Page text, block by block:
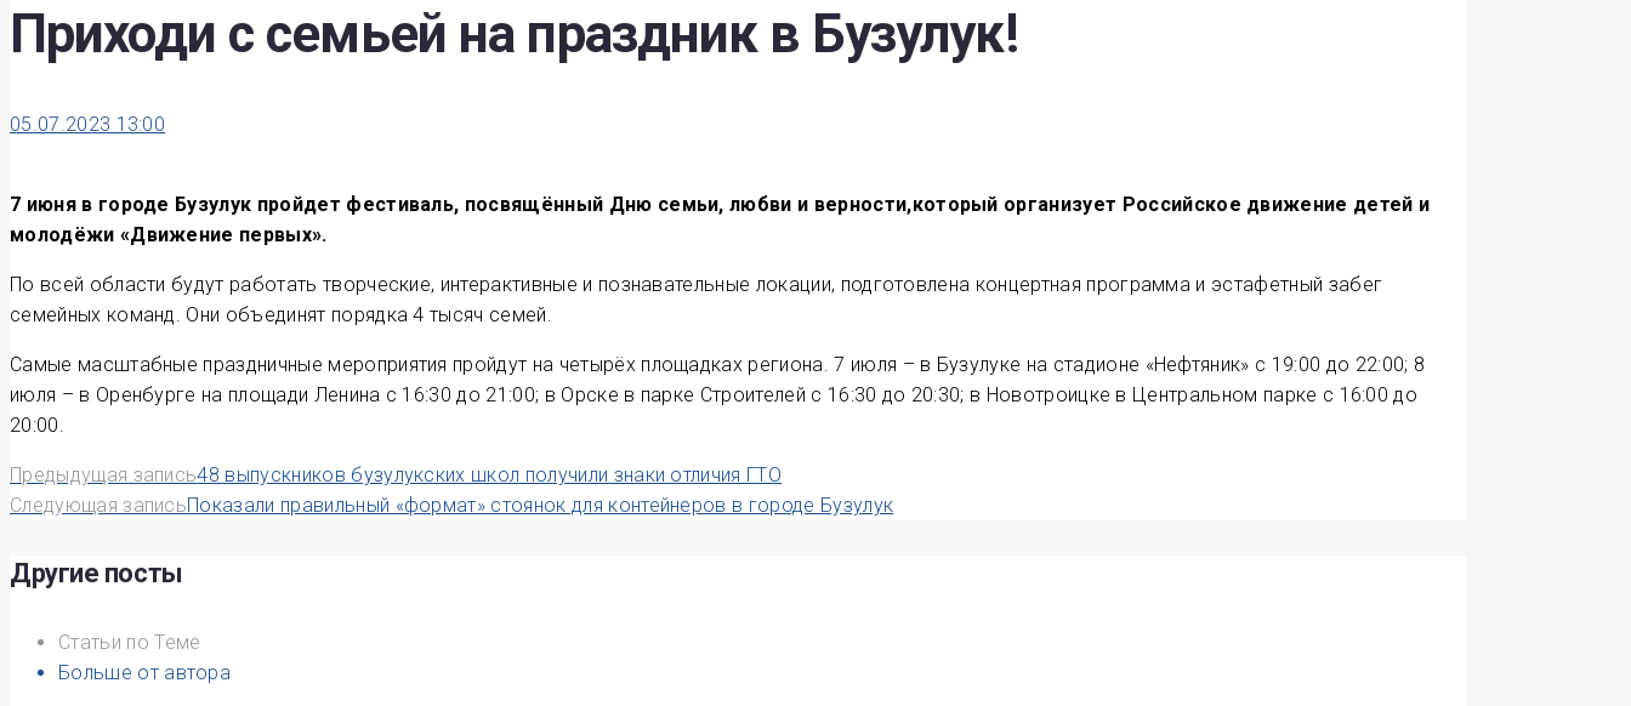
Приходи с семьей на праздник в Бузулук!
05.07.2023 13:00
7 июня в городе Бузулук пройдет фестиваль, посвящённый Дню семьи, любви и верности,который организует Российское движение детей и
молодёжи «Движение первых».
По всей области будут работать творческие, интерактивные и познавательные локации, подготовлена концертная программа и эстафетный забег
семейных команд. Они объединят порядка 4 тысяч семей.
Самые масштабные праздничные мероприятия пройдут на четырёх площадках региона. 7 июля – в Бузулуке на стадионе «Нефтяник» с 19:00 до 22:00; 8
июля – в Оренбурге на площади Ленина с 16:30 до 21:00; в Орске в парке Строителей с 16:30 до 20:30; в Новотроицке в Центральном парке с 16:00 до
20:00.
Навигация
по
записям
Предыдущая запись48 выпускников бузулукских школ получили знаки отличия ГТО
Следующая записьПоказали правильный «формат» стоянок для контейнеров в городе Бузулук
Другие посты
Статьи по Теме
Больше от автора